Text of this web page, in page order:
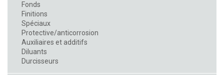
Fonds
Finitions
Spéciaux
Protective/anticorrosion
Auxiliaires et additifs
Diluants
Durcisseurs